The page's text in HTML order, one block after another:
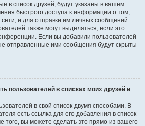
в список друзей, будут указаны в вашем
быстрого доступа к информации о том,
сети, и для отправки им личных сообщений.
также могут выделяться, если это
Если вы добавили пользователей
отправленные ими сообщения будут скрыты
пользователей в списках моих друзей и
в свой список двумя способами. В
есть ссылка для его добавления в список
того, вы можете сделать это прямо из вашего